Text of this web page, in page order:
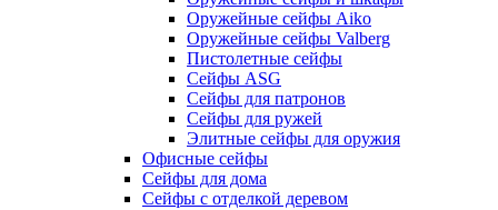
Оружейные сейфы Aiko
Оружейные сейфы Valberg
Пистолетные сейфы
Сейфы ASG
Сейфы для патронов
Сейфы для ружей
Элитные сейфы для оружия
Офисные сейфы
Сейфы для дома
Сейфы с отделкой деревом